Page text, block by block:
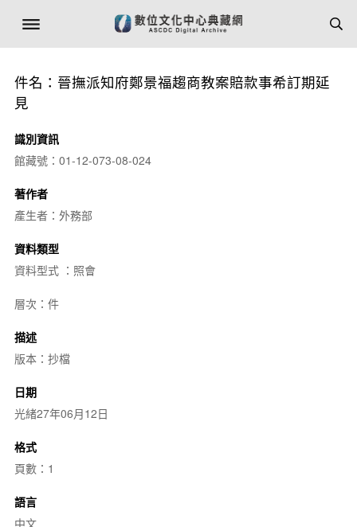
件名：晉撫派知府鄭景福趨商教案賠款事希訂期延
見
識別資訊
館藏號：01-12-073-08-024
著作者
產生者：外務部
資料類型
資料型式 ：照會
層次：件
描述
版本：抄檔
日期
光緒27年06月12日
格式
頁數：1
語言
中文